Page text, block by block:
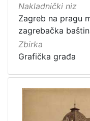
Nakladnički niz
Zagreb na pragu
zagrebačka
Zbirka
Grafička građa